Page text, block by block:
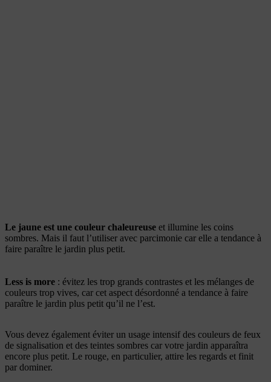
Le jaune est une couleur chaleureuse et illumine les coins
sombres. Mais il faut l’utiliser avec parcimonie car elle a tendance à
faire paraître le jardin plus petit.
Less is more : évitez les trop grands contrastes et les mélanges de
couleurs trop vives, car cet aspect désordonné a tendance à faire
paraître le jardin plus petit qu’il ne l’est.
Vous devez également éviter un usage intensif des couleurs de feux
de signalisation et des teintes sombres car votre jardin apparaîtra
encore plus petit. Le rouge, en particulier, attire les regards et finit
par dominer.